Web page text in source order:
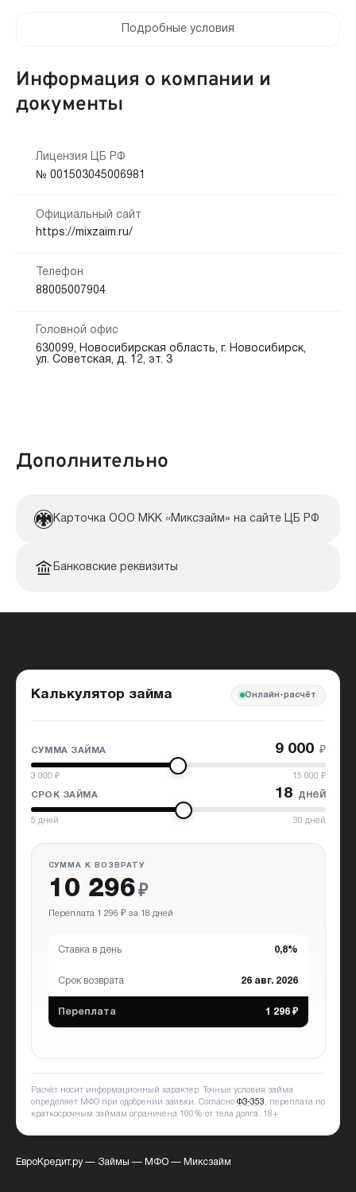
Привлечение созаемщиков:
Возможно без поручителей
Способы получения:
На карту Банковский счёт
Способы погашения:
Электронные ПС
Нет
Мобильный телефон:
Кредитная история:
Документы:
Подробные условия
Информация о компании и
документы
Лицензия ЦБ РФ
№ 001503045006981
Официальный сайт
https://mixzaim.ru/
Телефон
88005007904
Головной офис
630099, Новосибирская область, г. Новосибирск,
ул. Советская, д. 12, эт. 3
Дополнительно
Карточка ООО МКК «Миксзайм» на сайте ЦБ РФ
Банковские реквизиты
Калькулятор займа Онлайн-расчёт
СУММА ЗАЙМА 9 000 ₽
3 000 ₽ 15 000 ₽
СРОК ЗАЙМА 18 дней
5 дней 30 дней
СУММА К ВОЗВРАТУ
10 296 ₽
Переплата 1 296 ₽ за 18 дней
Ставка в день 0,8%
Срок возврата 26 авг. 2026
Переплата 1 296 ₽
Расчёт носит информационный характер. Точные условия займа
определяет МФО при одобрении заявки. Согласно ФЗ-353 , переплата по
краткосрочным займам ограничена 100% от тела долга.
18+
ЕвроКредит.ру— Займы — МФО — Миксзайм